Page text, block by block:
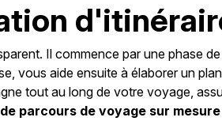
Il commence par une phase
vous aide ensuite à élaborer un
tout au long de votre voyage,
parcours de voyage sur mesure